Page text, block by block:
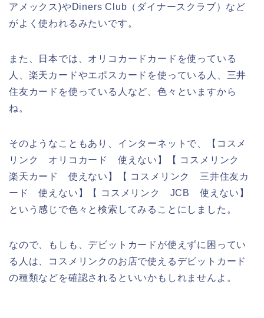
アメックス)やDiners Club（ダイナースクラブ）など
がよく使われるみたいです。
また、日本では、オリコカードカードを使っている
人、楽天カードやエポスカードを使っている人、三井
住友カードを使っている人など、色々といますから
ね。
そのようなこともあり、インターネットで、【コスメ
リンク オリコカード 使えない】【 コスメリンク
楽天カード 使えない】【 コスメリンク 三井住友カ
ード 使えない】【 コスメリンク JCB 使えない】
という感じで色々と検索してみることにしました。
なので、もしも、デビットカードが使えずに困ってい
る人は、コスメリンクのお店で使えるデビットカード
の種類などを確認されるといいかもしれませんよ。